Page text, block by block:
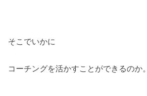
そこでいかに
コーチングを活かすことができるのか。